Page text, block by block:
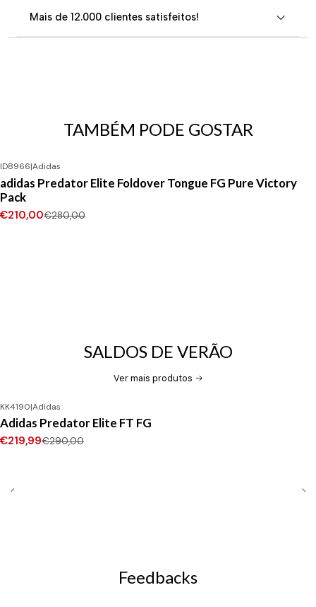
Mais de 12.000 clientes satisfeitos!
TAMBÉM PODE GOSTAR
DESCONTO
ID8966|Adidas
adidas Predator Elite Foldover Tongue FG Pure Victory
Pack
€210,00€280,00
SALDOS DE VERÃO
Ver mais produtos
-24%DESCONTO
Novo
KK4190|Adidas
Adidas Predator Elite FT FG
€219,99€290,00
Feedbacks